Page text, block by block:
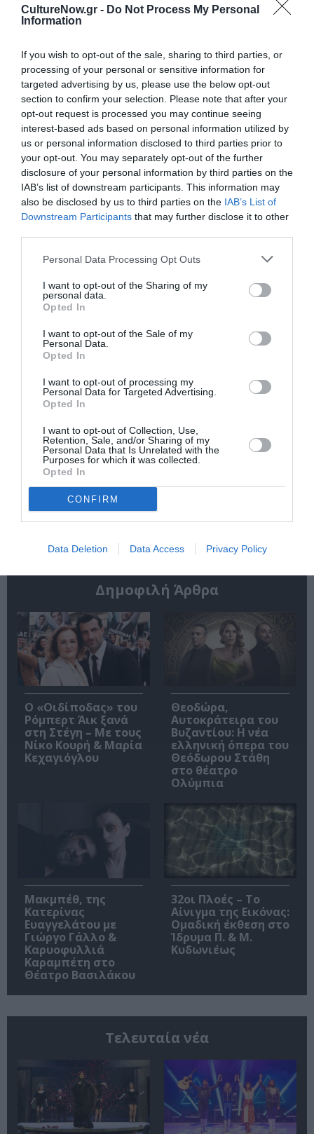
CultureNow.gr - Do Not Process My Personal
Information
If you wish to opt-out of the sale, sharing to third parties, or
processing of your personal or sensitive information for
targeted advertising by us, please use the below opt-out
section to confirm your selection. Please note that after your
opt-out request is processed you may continue seeing
interest-based ads based on personal information utilized by
us or personal information disclosed to third parties prior to
your opt-out. You may separately opt-out of the further
disclosure of your personal information by third parties on the
IAB’s list of downstream participants. This information may
also be disclosed by us to third parties on the IAB’s List of
Downstream Participants that may further disclose it to other
Personal Data Processing Opt Outs
I want to opt-out of the Sharing of my
personal data.
Opted In
I want to opt-out of the Sale of my
Personal Data.
Opted In
I want to opt-out of processing my
Personal Data for Targeted Advertising.
Opted In
I want to opt-out of Collection, Use,
Retention, Sale, and/or Sharing of my
Personal Data that Is Unrelated with the
Purposes for which it was collected.
Opted In
CONFIRM
Data Deletion Data Access Privacy Policy
Σχετικά Άρθρα
παιχνίδι της χαράς,
Ρουγγέρη στο 55ο
Φεστιβάλ Ολύμπου
2026
Cinema – Αύγουστος
O κύριος Βρομύλος,
του Ντέιβιντ
Ουάλιαμς σε
σκηνοθεσία
Δημήτρη Δεγαΐτη
στο 12ο Διεθνές
Φεστιβάλ Άνδρου
Τα Στενά
Παπούτσια, της
Ζωρζ Σαρή σε
σκηνοθεσία
Καλογιάννη στον
Δημοφιλή Άρθρα
O «Οιδίποδας» του
Ρόμπερτ Άικ ξανά
στη Στέγη – Με τους
Νίκο Κουρή & Μαρία
Κεχαγιόγλου
Θεοδώρα,
Αυτοκράτειρα του
Βυζαντίου: Η νέα
ελληνική όπερα του
Θεόδωρου Στάθη
στο θέατρο
Ολύμπια
Μακμπέθ, της
Κατερίνας
Ευαγγελάτου με
Γιώργο Γάλλο &
Καρυοφυλλιά
Καραμπέτη στο
Θέατρο Βασιλάκου
32οι Πλοές – Το
Αίνιγμα της Εικόνας:
Ομαδική έκθεση στο
Ίδρυμα Π. & Μ.
Κυδωνιέως
Τελευταία νέα